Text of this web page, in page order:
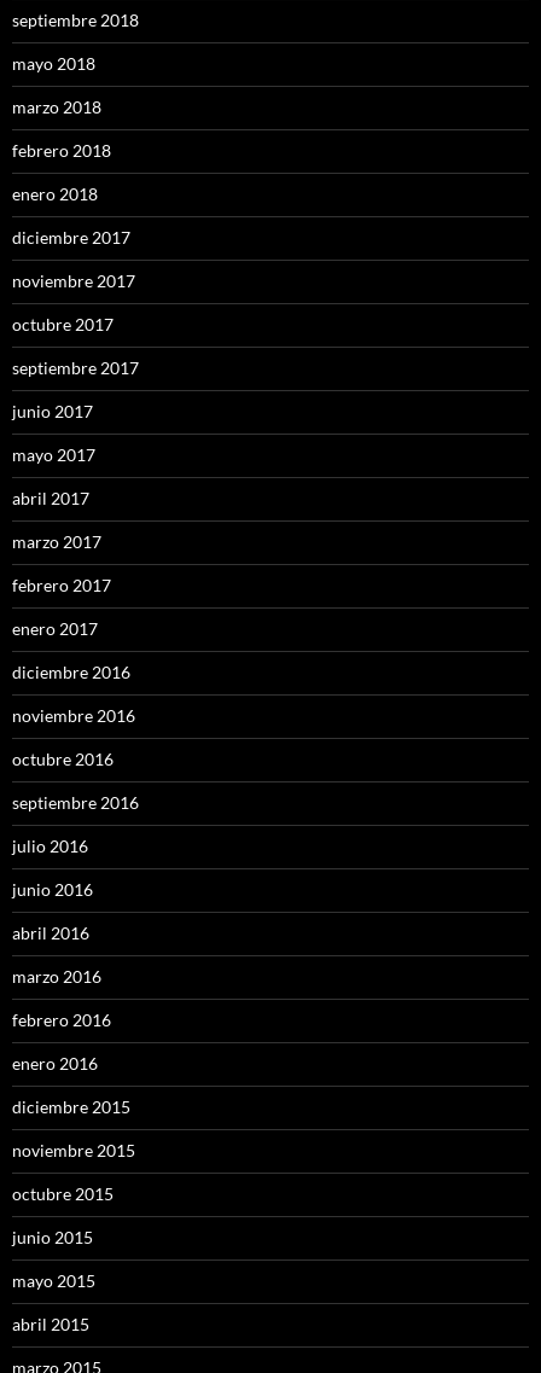
septiembre 2018
mayo 2018
marzo 2018
febrero 2018
enero 2018
diciembre 2017
noviembre 2017
octubre 2017
septiembre 2017
junio 2017
mayo 2017
abril 2017
marzo 2017
febrero 2017
enero 2017
diciembre 2016
noviembre 2016
octubre 2016
septiembre 2016
julio 2016
junio 2016
abril 2016
marzo 2016
febrero 2016
enero 2016
diciembre 2015
noviembre 2015
octubre 2015
junio 2015
mayo 2015
abril 2015
marzo 2015